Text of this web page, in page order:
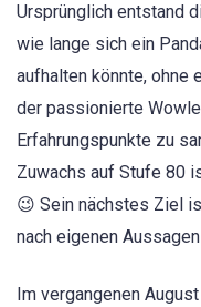
Ursprünglich entstand
wie lange sich ein
aufhalten könnte, ohne
der passionierte
Erfahrungspunkte zu
Zuwachs auf Stufe 80
😉 Sein nächstes Ziel
nach eigenen
Im vergangenen